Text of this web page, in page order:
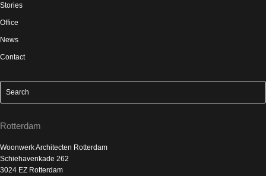
Stories
Office
News
Contact
Rotterdam
Woonwerk Architecten Rotterdam
Schiehavenkade 262
3024 EZ Rotterdam